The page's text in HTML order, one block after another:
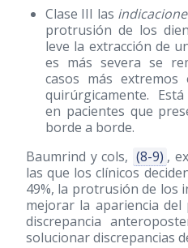
Clase III las
protrusión de los
leve la extracción de
es más severa se
casos más
quirúrgicamente.
en pacientes que
borde a borde.
Baumrind y cols, (8-9) ,
las que los clínicos
49%, la protrusión de los
mejorar la apariencia del
discrepancia
solucionar discrepancias